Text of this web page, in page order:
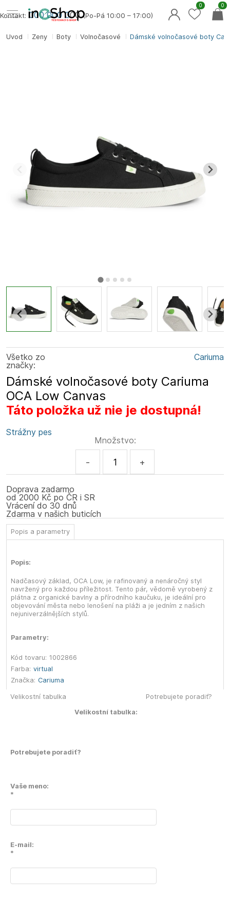
Úvod Ženy Boty Volnočasové Dámské volnočasové boty
Všetko zo
značky:
Cariuma
Dámské volnočasové boty Cariuma
OCA Low Canvas
Táto položka už nie je dostupná!
Strážny pes
Množstvo:
- +
Doprava zadarmo
od 2000 Kč po ČR i SR
Vrácení do 30 dnů
Zdarma v našich buticích
Popis a parametry
Popis:
Nadčasový základ, OCA Low, je rafinovaný a nenáročný styl
navržený pro každou příležitost. Tento pár, vědomě vyrobený z
plátna z organické bavlny a přírodního kaučuku, je ideální pro
objevování města nebo lenošení na pláži a je jedním z našich
nejuniverzálnějších stylů.
Parametry:
Kód tovaru: 1002866
Farba: virtual
Značka: Cariuma
Velikostní tabulka
Velikostní tabulka:
Potrebujete poradiť?
Potrebujete poradiť?
Vaše meno:
*
E-mail:
*
Kontakt: 000 000 000(Po-Pá 10:00 – 17:00)
0
0